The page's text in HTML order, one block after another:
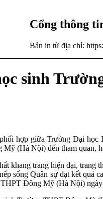
Cổng thông
Bản in từ địa chỉ:
sinh
hợp giữa Trường Đại
(Hà Nội) đến tham quan,
khang trang hiện đại,
sống Quân sự đạt kết quả
Đông Mỹ (Hà Nội) ngày